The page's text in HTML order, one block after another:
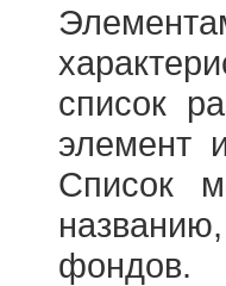
список
элемент
Список
фондов.